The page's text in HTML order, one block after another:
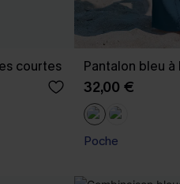
courtes Pantalon bleu à
32,00 €
Poche